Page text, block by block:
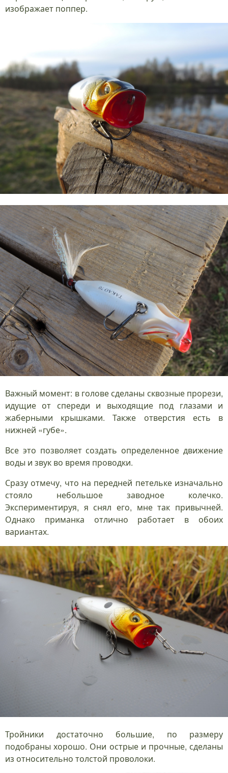
изображает поппер.
Важный момент: в голове сделаны сквозные прорези,
идущие от спереди и выходящие под глазами и
жаберными крышками. Также отверстия есть в
нижней «губе».
Все это позволяет создать определенное движение
воды и звук во время проводки.
Сразу отмечу, что на передней петельке изначально
стояло небольшое заводное колечко.
Экспериментируя, я снял его, мне так привычней.
Однако приманка отлично работает в обоих
вариантах.
Тройники достаточно большие, по размеру
подобраны хорошо. Они острые и прочные, сделаны
из относительно толстой проволоки.